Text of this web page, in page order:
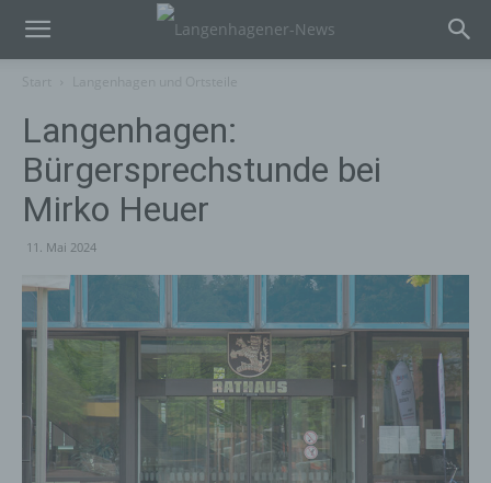
Langenhagen:
Bürgersprechstunde bei
Mirko Heuer
11. Mai 2024